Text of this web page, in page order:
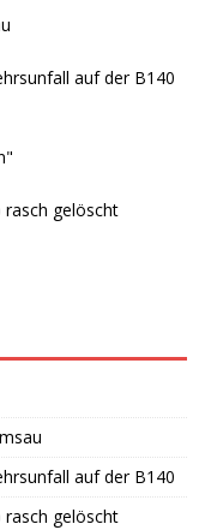
auf der B140
rasch gelöscht
auf der B140
rasch gelöscht